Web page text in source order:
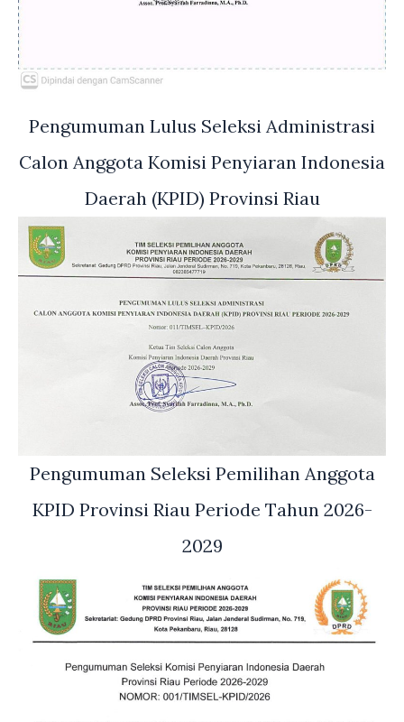
Pengumuman Lulus Seleksi Administrasi
Calon Anggota Komisi Penyiaran Indonesia
Daerah (KPID) Provinsi Riau
Pengumuman Seleksi Pemilihan Anggota
KPID Provinsi Riau Periode Tahun 2026-
2029